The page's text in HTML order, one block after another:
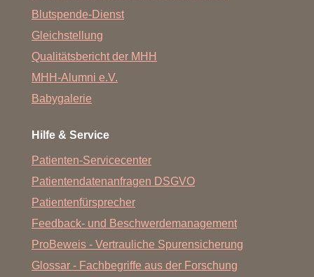
Blutspende-Dienst
Gleichstellung
Qualitätsbericht der MHH
MHH-Alumni e.V.
Babygalerie
Hilfe & Service
Patienten-Servicecenter
Patientendatenanfragen DSGVO
Patientenfürsprecher
Feedback- und Beschwerdemanagement
ProBeweis - Vertrauliche Spurensicherung
Glossar - Fachbegriffe aus der Forschung